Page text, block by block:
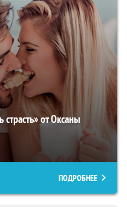
страсть» от Оксаны
ПОДРОБНЕЕ